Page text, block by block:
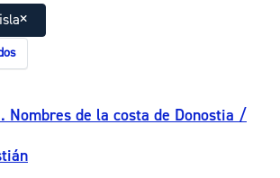
isla
Nombres de la costa de Donostia /